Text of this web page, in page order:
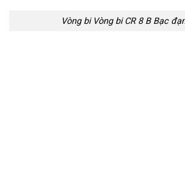
Vòng bi Vòng bi CR 8 B Bạc